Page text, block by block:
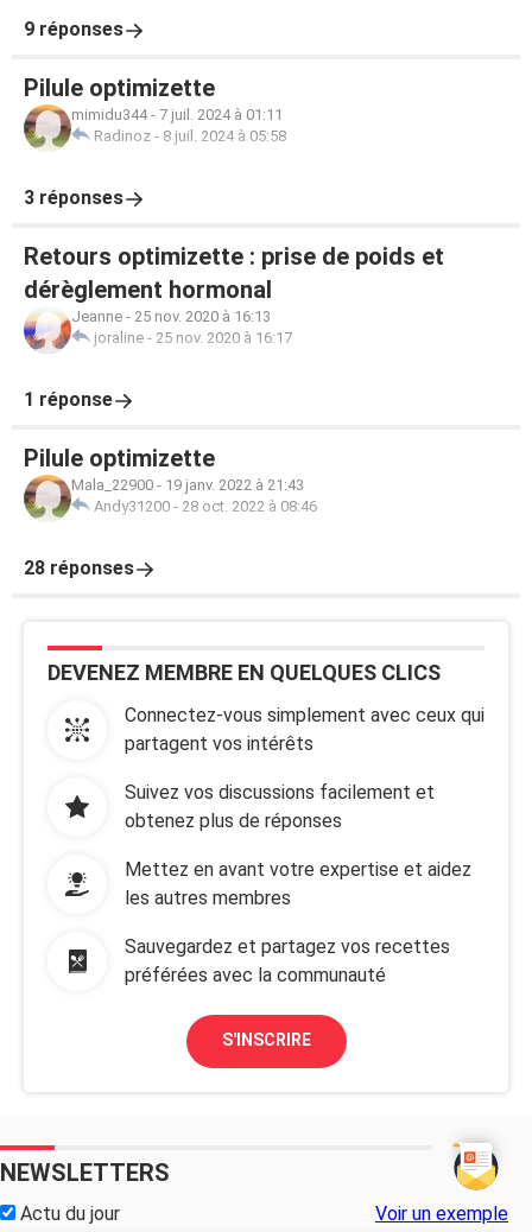
9 réponses
Pilule optimizette
mimidu344- 7 juil. 2024 à 01:11
Radinoz - 8 juil. 2024 à 05:58
3 réponses
Retours optimizette : prise de poids et
dérèglement hormonal
Jeanne - 25 nov. 2020 à 16:13
joraline - 25 nov. 2020 à 16:17
1 réponse
Pilule optimizette
Mala_22900 - 19 janv. 2022 à 21:43
Andy31200 - 28 oct. 2022 à 08:46
28 réponses
DEVENEZ MEMBRE EN QUELQUES CLICS
Connectez-vous simplement avec ceux qui
partagent vos intérêts
Suivez vos discussions facilement et
obtenez plus de réponses
Mettez en avant votre expertise et aidez
les autres membres
Sauvegardez et partagez vos recettes
préférées avec la communauté
S'INSCRIRE
NEWSLETTERS
Actu du jour Voir un exemple